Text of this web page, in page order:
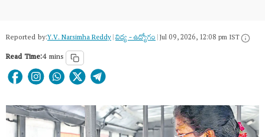
Reported by:Y.V. Narsimha Reddy|విద్య - ఉద్యోగం|Jul 09, 2026, 12:08 pm IST
Read Time:4 mins